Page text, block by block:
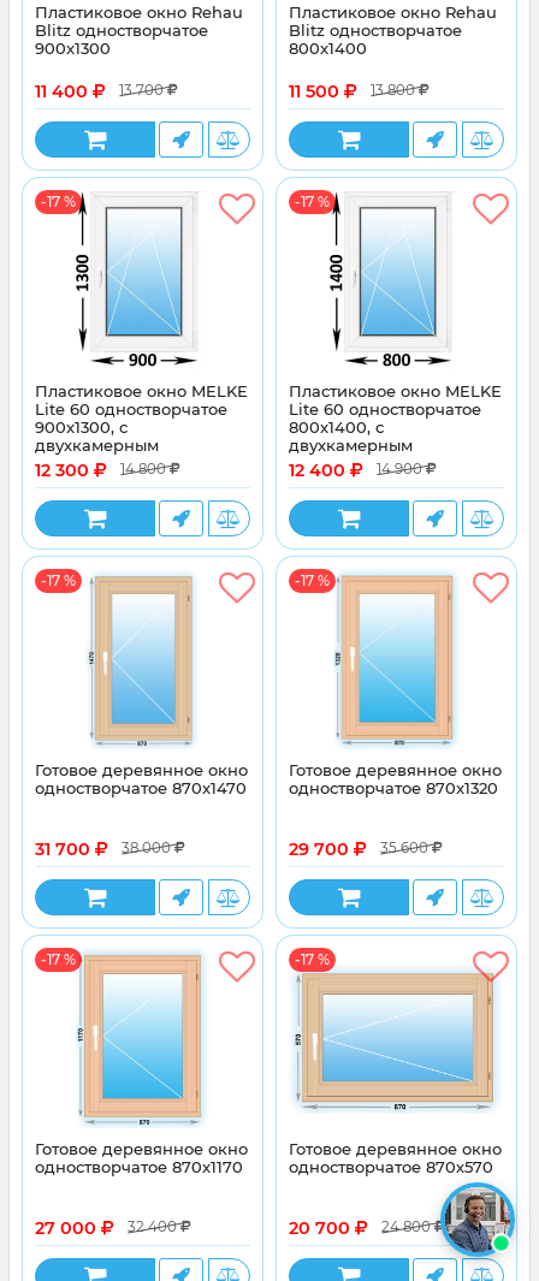
Пластиковое окно Rehau
Blitz одностворчатое
900x1300
11 400 13 700
Пластиковое окно Rehau
Blitz одностворчатое
800x1400
11 500 13 800
-17 %
Пластиковое окно MELKE
Lite 60 одностворчатое
900x1300, с
двухкамерным
стеклопакетом
12 300 14 800
-17 %
Пластиковое окно MELKE
Lite 60 одностворчатое
800x1400, с
двухкамерным
стеклопакетом
12 400 14 900
-17 %
Готовое деревянное окно
одностворчатое 870x1470
31 700 38 000
-17 %
Готовое деревянное окно
одностворчатое 870x1320
29 700 35 600
-17 %
Готовое деревянное окно
одностворчатое 870x1170
27 000 32 400
-17 %
Готовое деревянное окно
одностворчатое 870х570
20 700 24 800